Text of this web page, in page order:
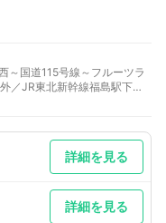
～国道115号線～フルーツラ
／JR東北新幹線福島駅下車
詳細を見る
詳細を見る